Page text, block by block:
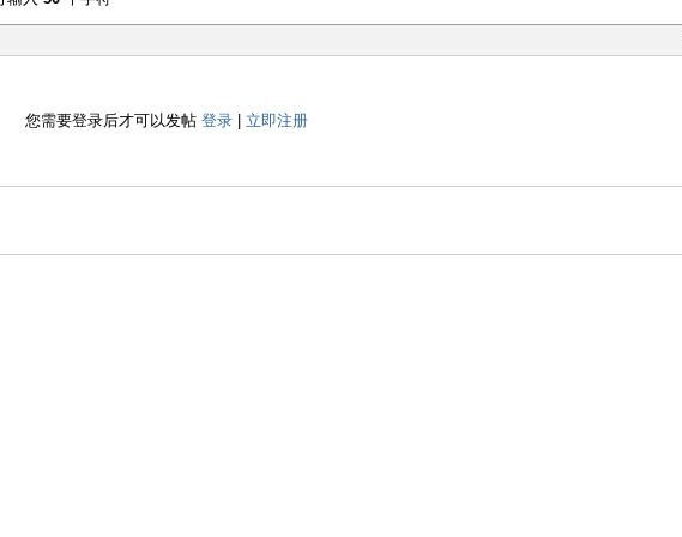
您需要登录后才可以发帖 登录 立即注册